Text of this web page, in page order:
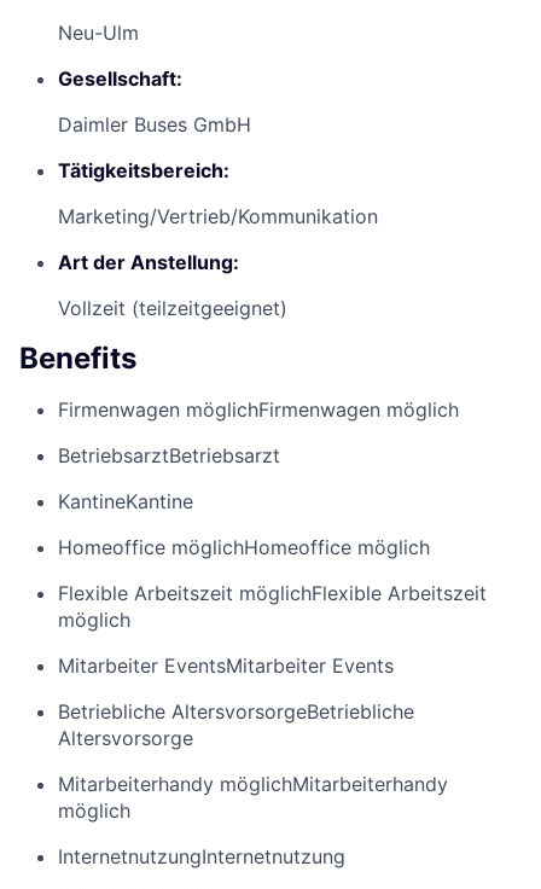
Neu-Ulm
Gesellschaft:
Daimler Buses GmbH
Tätigkeitsbereich:
Marketing/Vertrieb/Kommunikation
Art der Anstellung:
Vollzeit (teilzeitgeeignet)
Benefits
Firmenwagen möglichFirmenwagen möglich
BetriebsarztBetriebsarzt
KantineKantine
Homeoffice möglichHomeoffice möglich
Flexible Arbeitszeit möglichFlexible Arbeitszeit
möglich
Mitarbeiter EventsMitarbeiter Events
Betriebliche AltersvorsorgeBetriebliche
Altersvorsorge
Mitarbeiterhandy möglichMitarbeiterhandy
möglich
InternetnutzungInternetnutzung